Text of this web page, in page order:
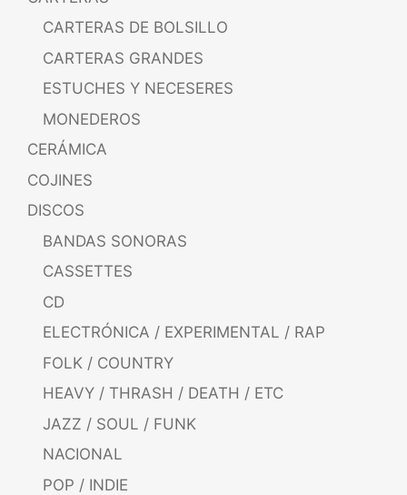
CARTERAS DE BOLSILLO
CARTERAS GRANDES
ESTUCHES Y NECESERES
MONEDEROS
CERÁMICA
COJINES
DISCOS
BANDAS SONORAS
CASSETTES
CD
ELECTRÓNICA / EXPERIMENTAL / RAP
FOLK / COUNTRY
HEAVY / THRASH / DEATH / ETC
JAZZ / SOUL / FUNK
NACIONAL
POP / INDIE